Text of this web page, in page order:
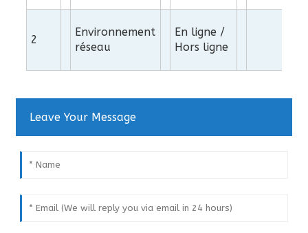
2
Environnement
réseau
En ligne /
Hors ligne
Leave Your Message